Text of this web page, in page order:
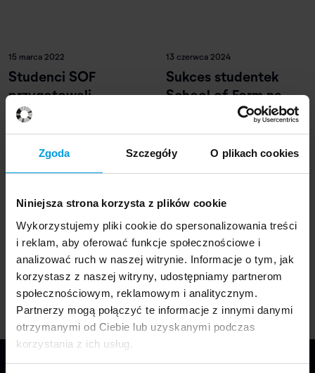
Zgoda Szczegóły O plikach cookies
Niniejsza strona korzysta z plików cookie
Wykorzystujemy pliki cookie do spersonalizowania treści
i reklam, aby oferować funkcje społecznościowe i
analizować ruch w naszej witrynie. Informacje o tym, jak
korzystasz z naszej witryny, udostępniamy partnerom
społecznościowym, reklamowym i analitycznym.
Partnerzy mogą połączyć te informacje z innymi danymi
otrzymanymi od Ciebie lub uzyskanymi podczas
korzystania z ich usług.
15 marca 2022
Studenci SOF
przygotowali
słowniczek wizualny,
który pomoże w
kontakcie z
13 czerwca 2024
Sukces studentek
School of Form na
NYCxDesign Awards
2024
1 lipca 2023
Tawerna stołowa